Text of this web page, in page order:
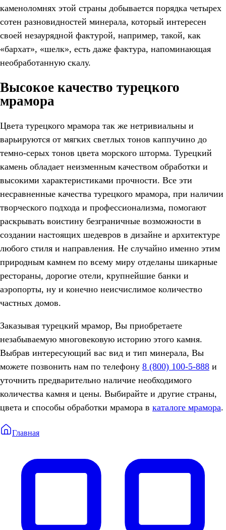
каменоломнях этой страны добывается порядка четырех
сотен разновидностей минерала, который интересен
своей незаурядной фактурой, например, такой, как
«бархат», «шелк», есть даже фактура, напоминающая
необработанную скалу.
Высокое качество турецкого
мрамора
Цвета турецкого мрамора так же нетривиальны и
варьируются от мягких светлых тонов каппучино до
темно-серых тонов цвета морского шторма. Турецкий
камень обладает неизменным качеством обработки и
высокими характеристиками прочности. Все эти
несравненные качества турецкого мрамора, при наличии
творческого подхода и профессионализма, помогают
раскрывать воистину безграничные возможности в
создании настоящих шедевров в дизайне и архитектуре
любого стиля и направления. Не случайно именно этим
природным камнем по всему миру отделаны шикарные
рестораны, дорогие отели, крупнейшие банки и
аэропорты, ну и конечно неисчислимое количество
частных домов.
Заказывая турецкий мрамор, Вы приобретаете
незабываемую многовековую историю этого камня.
Выбрав интересующий вас вид и тип минерала, Вы
можете позвонить нам по телефону 8 (800) 100-5-888 и
уточнить предварительно наличие необходимого
количества камня и цены. Выбирайте и другие страны,
цвета и способы обработки мрамора в каталоге мрамора.
Главная